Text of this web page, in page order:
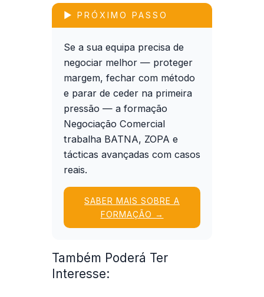
▶ PRÓXIMO PASSO
Se a sua equipa precisa de
negociar melhor — proteger
margem, fechar com método
e parar de ceder na primeira
pressão — a formação
Negociação Comercial
trabalha BATNA, ZOPA e
tácticas avançadas com casos
reais.
SABER MAIS SOBRE A
FORMAÇÃO →
Também Poderá Ter
Interesse: